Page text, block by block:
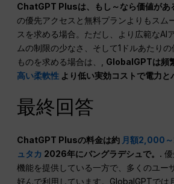
ChatGPT Plusは、もし～なら価値があ
の優先アクセスと無料プランよりもスム
スを求める場合。ただし、より広範なAI
ムの制限の少なさ、そして1ドルあたり
ものを求める場合は、, GlobalGPTは頻
高い柔軟性 より低い実効コストで電力と
最終回答
ChatGPT Plusの料金は約 月額2,000
ュタカ 2026年にバングラデシュで。.
機能を提供している一方で、多くのユー
好んで利用しています。GlobalGPTでは